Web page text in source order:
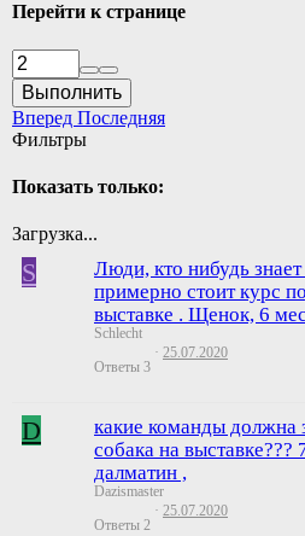
Перейти к странице
Выполнить
Вперед Последняя
Фильтры
Показать только:
Загрузка...
S
Люди, кто нибудь знает
примерно стоит курс
выставке . Щенок, 6
Schlecht
Ответы 3
25.07.2020
D
какие команды должна
собака на
далматин ,
Dazismaster
Ответы 2
25.07.2020